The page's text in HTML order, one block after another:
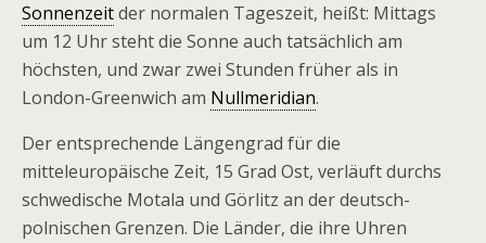
Sonnenzeitder normalen Tageszeit, heißt: Mittags
um 12 Uhr steht die Sonne auch tatsächlich am
höchsten, und zwar zwei Stunden früher als in
London-Greenwich am Nullmeridian.
Der entsprechende Längengrad für die
mitteleuropäische Zeit, 15 Grad Ost, verläuft durchs
schwedische Motala und Görlitz an der deutsch-
polnischen Grenzen. Die Länder, die ihre Uhren